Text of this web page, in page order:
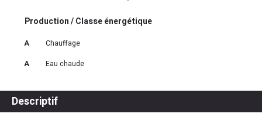
Production / Classe énergétique
A
Chauffage
A
Eau chaude
Descriptif